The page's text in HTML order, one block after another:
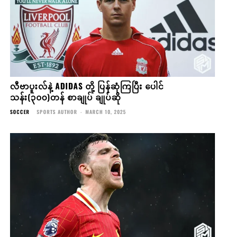
လီဗာပူးလ်နဲ့ ADIDAS တို့ ပြန်ဆုံကြပြီး ပေါင်
သန်း(၃၀၀)တန် စာချုပ် ချုပ်ဆို
SOCCER SPORTS AUTHOR - MARCH 10, 2025